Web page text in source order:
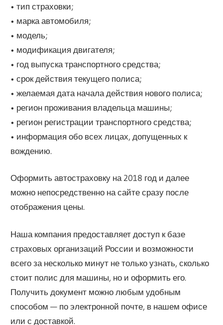
• тип страховки;
• марка автомобиля;
• модель;
• модификация двигателя;
• год выпуска транспортного средства;
• срок действия текущего полиса;
• желаемая дата начала действия нового полиса;
• регион проживания владельца машины;
• регион регистрации транспортного средства;
• информация обо всех лицах, допущенных к
вождению.
Оформить автостраховку на 2018 год и далее
можно непосредственно на сайте сразу после
отображения цены.
Наша компания предоставляет доступ к базе
страховых организаций России и возможности
всего за несколько минут не только узнать, сколько
стоит полис для машины, но и оформить его.
Получить документ можно любым удобным
способом — по электронной почте, в нашем офисе
или с доставкой.